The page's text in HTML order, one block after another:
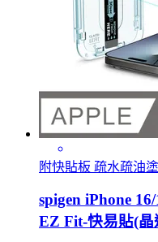
附快貼板 疏水疏油
spigen iPhone
EZ Fit-快易貼(晶